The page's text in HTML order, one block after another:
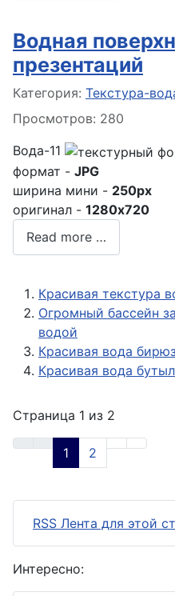
Водная
презентаций
Информация о
Категория: Текстура-
Просмотров: 280
Вода-11
формат - JPG
ширина мини - 250px
оригинал - 1280x720
Read more …
Красивая текстура
Огромный бассейн
водой
Красивая вода
Красивая вода
Страница 1 из 2
1 2
RSS Лента для этой
Интересно: